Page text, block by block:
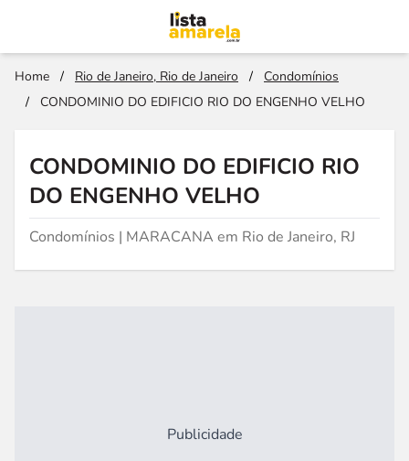
Home / Rio de Janeiro, Rio de Janeiro /
Condomínios
/
CONDOMINIO DO EDIFICIO RIO DO ENGENHO VELHO
CONDOMINIO DO EDIFICIO RIO
DO ENGENHO VELHO
Condomínios | MARACANA em Rio de Janeiro, RJ
Publicidade